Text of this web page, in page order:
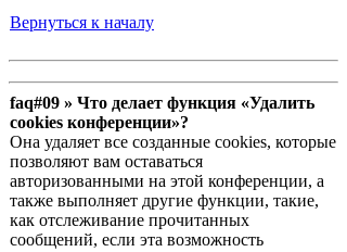
Вернуться к началу
faq#09 » Что делает функция «Удалить
cookies конференции»?
Она удаляет все созданные cookies, которые
позволяют вам оставаться
авторизованными на этой конференции, а
также выполняет другие функции, такие,
как отслеживание прочитанных
сообщений, если эта возможность